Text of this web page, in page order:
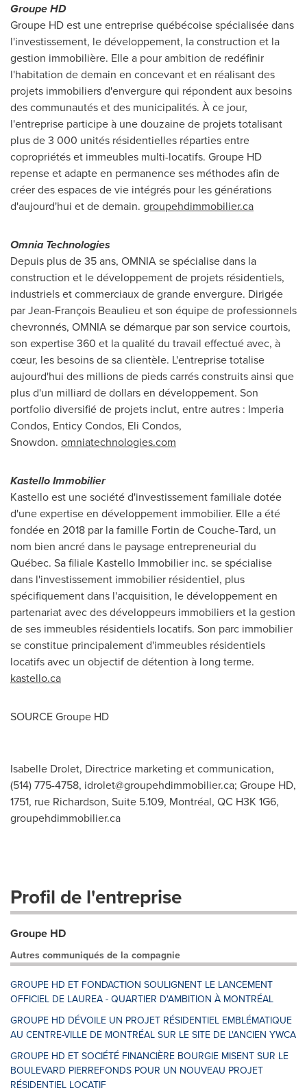
Groupe HD
Groupe HD est une entreprise québécoise spécialisée dans
l'investissement, le développement, la construction et la
gestion immobilière. Elle a pour ambition de redéfinir
l'habitation de demain en concevant et en réalisant des
projets immobiliers d'envergure qui répondent aux besoins
des communautés et des municipalités. À ce jour,
l'entreprise participe à une douzaine de projets totalisant
plus de 3 000 unités résidentielles réparties entre
copropriétés et immeubles multi-locatifs. Groupe HD
repense et adapte en permanence ses méthodes afin de
créer des espaces de vie intégrés pour les générations
d'aujourd'hui et de demain. groupehdimmobilier.ca
Omnia Technologies
Depuis plus de 35 ans, OMNIA se spécialise dans la
construction et le développement de projets résidentiels,
industriels et commerciaux de grande envergure. Dirigée
par Jean-François Beaulieu et son équipe de professionnels
chevronnés, OMNIA se démarque par son service courtois,
son expertise 360 et la qualité du travail effectué avec, à
cœur, les besoins de sa clientèle. L'entreprise totalise
aujourd'hui des millions de pieds carrés construits ainsi que
plus d'un milliard de dollars en développement. Son
portfolio diversifié de projets inclut, entre autres : Imperia
Condos, Enticy Condos, Eli Condos,
Snowdon. omniatechnologies.com
Kastello Immobilier
Kastello est une société d'investissement familiale dotée
d'une expertise en développement immobilier. Elle a été
fondée en 2018 par la famille Fortin de Couche-Tard, un
nom bien ancré dans le paysage entrepreneurial du
Québec. Sa filiale Kastello Immobilier inc. se spécialise
dans l'investissement immobilier résidentiel, plus
spécifiquement dans l'acquisition, le développement en
partenariat avec des développeurs immobiliers et la gestion
de ses immeubles résidentiels locatifs. Son parc immobilier
se constitue principalement d'immeubles résidentiels
locatifs avec un objectif de détention à long terme.
kastello.ca
SOURCE Groupe HD
Isabelle Drolet, Directrice marketing et communication,
(514) 775-4758, idrolet@groupehdimmobilier.ca; Groupe HD,
1751, rue Richardson, Suite 5.109, Montréal, QC H3K 1G6,
groupehdimmobilier.ca
Profil de l'entreprise
Groupe HD
Autres communiqués de la compagnie
GROUPE HD ET FONDACTION SOULIGNENT LE LANCEMENT
OFFICIEL DE LAUREA - QUARTIER D'AMBITION À MONTRÉAL
GROUPE HD DÉVOILE UN PROJET RÉSIDENTIEL EMBLÉMATIQUE
AU CENTRE-VILLE DE MONTRÉAL SUR LE SITE DE L'ANCIEN YWCA
GROUPE HD ET SOCIÉTÉ FINANCIÈRE BOURGIE MISENT SUR LE
BOULEVARD PIERREFONDS POUR UN NOUVEAU PROJET